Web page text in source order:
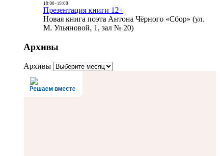
18:00- 19:00
Презентация книги 12+
Новая книга поэта Антона Чёрного «Сбор» (ул.
М. Ульяновой, 1, зал № 20)
Архивы
Архивы
Решаем вместе